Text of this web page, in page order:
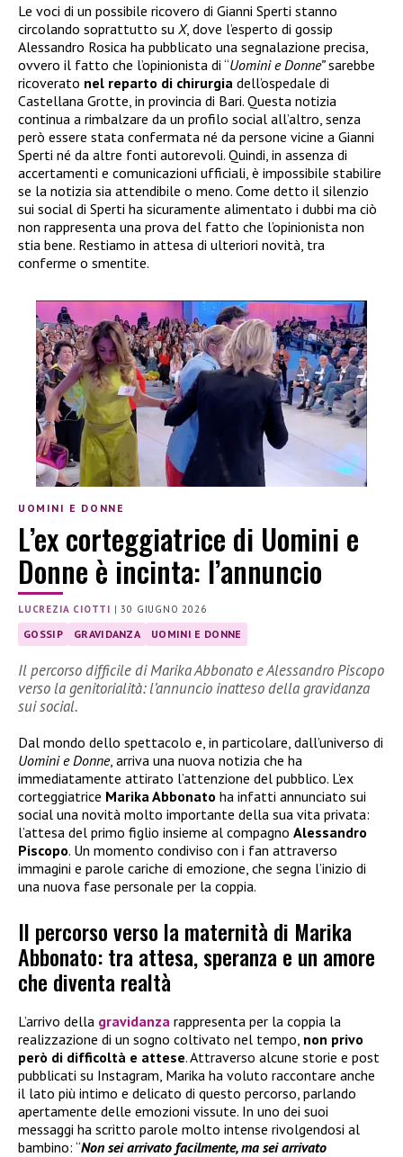
Le voci di un possibile ricovero di Gianni Sperti stanno
circolando soprattutto su X, dove l’esperto di gossip
Alessandro Rosica ha pubblicato una segnalazione precisa,
ovvero il fatto che l’opinionista di “Uomini e Donne”sarebbe
ricoverato nel reparto di chirurgia dell’ospedale di
Castellana Grotte, in provincia di Bari. Questa notizia
continua a rimbalzare da un profilo social all’altro, senza
però essere stata confermata né da persone vicine a Gianni
Sperti né da altre fonti autorevoli. Quindi, in assenza di
accertamenti e comunicazioni ufficiali, è impossibile stabilire
se la notizia sia attendibile o meno. Come detto il silenzio
sui social di Sperti ha sicuramente alimentato i dubbi ma ciò
non rappresenta una prova del fatto che l’opinionista non
stia bene. Restiamo in attesa di ulteriori novità, tra
conferme o smentite.
UOMINI E DONNE
L’ex corteggiatrice di Uomini e
Donne è incinta: l’annuncio
LUCREZIA CIOTTI |30 GIUGNO 2026
GOSSIP GRAVIDANZA UOMINI E DONNE
Il percorso difficile di Marika Abbonato e Alessandro Piscopo
verso la genitorialità: l’annuncio inatteso della gravidanza
sui social.
Dal mondo dello spettacolo e, in particolare, dall’universo di
Uomini e Donne, arriva una nuova notizia che ha
immediatamente attirato l’attenzione del pubblico. L’ex
corteggiatrice Marika Abbonato ha infatti annunciato sui
social una novità molto importante della sua vita privata:
l’attesa del primo figlio insieme al compagno Alessandro
Piscopo. Un momento condiviso con i fan attraverso
immagini e parole cariche di emozione, che segna l’inizio di
una nuova fase personale per la coppia.
Il percorso verso la maternità di Marika
Abbonato: tra attesa, speranza e un amore
che diventa realtà
L’arrivo della gravidanza rappresenta per la coppia la
realizzazione di un sogno coltivato nel tempo, non privo
però di difficoltà e attese. Attraverso alcune storie e post
pubblicati su Instagram, Marika ha voluto raccontare anche
il lato più intimo e delicato di questo percorso, parlando
apertamente delle emozioni vissute. In uno dei suoi
messaggi ha scritto parole molto intense rivolgendosi al
bambino: “Non sei arrivato facilmente, ma sei arrivato